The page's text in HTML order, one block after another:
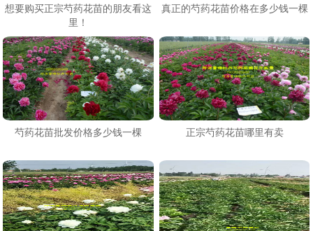
想要购买正宗芍药花苗的朋友看这
里！
真正的芍药花苗价格在多少钱一棵
芍药花苗批发价格多少钱一棵 正宗芍药花苗哪里有卖